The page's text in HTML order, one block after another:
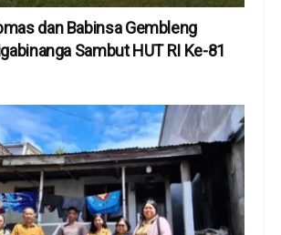
dan Babinsa Gembleng
Sambut HUT RI Ke-81